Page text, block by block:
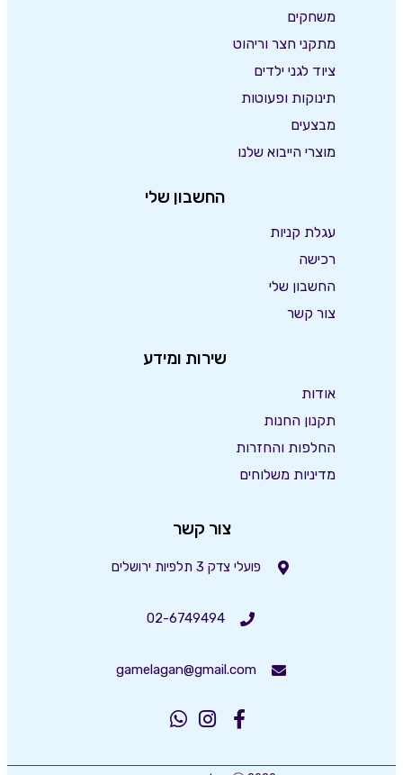
משחקים
מתקני חצר וריהוט
ציוד לגני ילדים
תינוקות ופעוטות
מבצעים
מוצרי הייבוא שלנו
החשבון שלי
עגלת קניות
רכישה
החשבון שלי
צור קשר
שירות ומידע
אודות
תקנון החנות
החלפות והחזרות
מדיניות משלוחים
צור קשר
פועלי צדק 3 תלפיות ירושלים
02-6749494
gamelagan@gmail.com